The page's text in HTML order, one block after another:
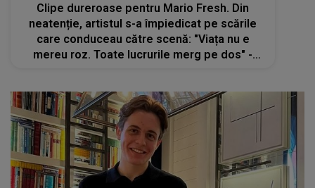
Clipe dureroase pentru Mario Fresh. Din
neatenție, artistul s-a împiedicat pe scările
care conduceau către scenă: "Viața nu e
mereu roz. Toate lucrurile merg pe dos" -